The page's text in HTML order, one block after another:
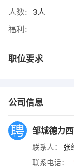
人数:
3人
福利:
职位要求
公司信息
邹城德力
联系人： 张
联系电话：